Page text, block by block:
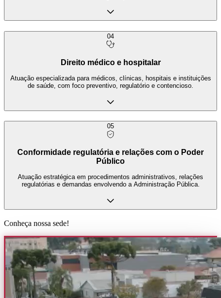
04
Direito médico e hospitalar
Atuação especializada para médicos, clínicas, hospitais e instituições
de saúde, com foco preventivo, regulatório e contencioso.
05
Conformidade regulatória e relações com o Poder
Público
Atuação estratégica em procedimentos administrativos, relações
regulatórias e demandas envolvendo a Administração Pública.
Conheça nossa sede!